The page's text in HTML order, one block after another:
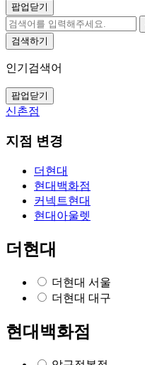
팝업닫기
검색하기
인기검색어
팝업닫기
신촌점
지점 변경
더현대
현대백화점
커넥트현대
현대아울렛
더현대
더현대 서울
더현대 대구
현대백화점